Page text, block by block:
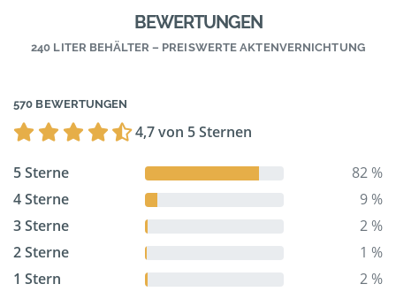
BEWERTUNGEN
240 LITER BEHÄLTER – PREISWERTE AKTENVERNICHTUNG
570 BEWERTUNGEN
4,7 von 5 Sternen
5 Sterne
82 %
4 Sterne
9 %
3 Sterne
2 %
2 Sterne
1 %
1 Stern
2 %